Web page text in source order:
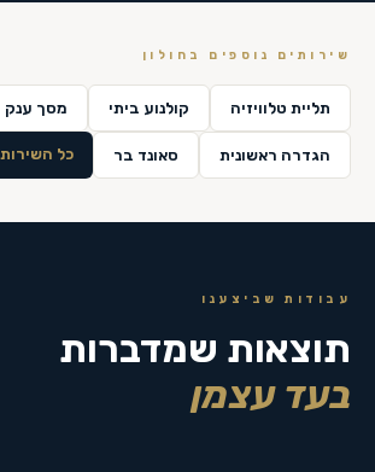
שירותים נוספים ב חולון
תליית טלוויזיה קולנוע ביתי מסך ענק
הגדרה ראשונית סאונד בר כל
עבודות שביצענו
תוצאות שמדברות
בעד עצמן